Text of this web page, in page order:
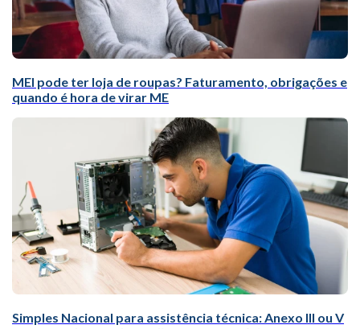
MEI pode ter loja de roupas? Faturamento, obrigações e
quando é hora de virar ME
Simples Nacional para assistência técnica: Anexo III ou V